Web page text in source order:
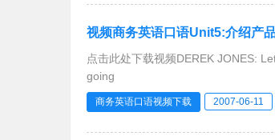
视频商务英语口语Unit5:介绍产
点击此处下载视频DEREK JONES:
going
商务英语口语视频下载 2007-06-11